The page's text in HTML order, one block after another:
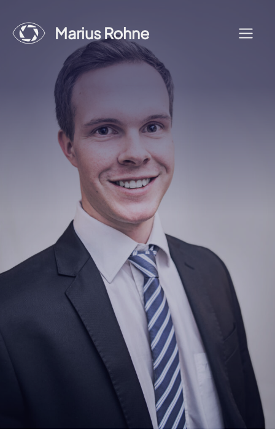
Inhalt
springen
Marius Rohne Menü